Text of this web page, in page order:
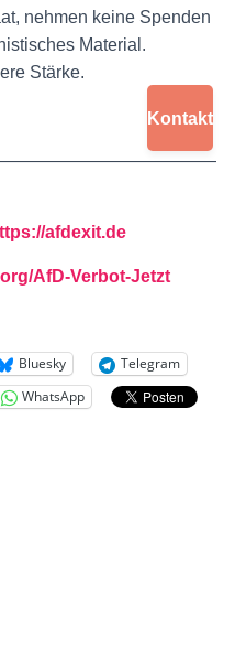
nehmen keine Spenden
Material.
Stärke.
afdexit.de
AfD-Verbot-Jetzt
Bluesky
Telegram
WhatsApp
Kontakt